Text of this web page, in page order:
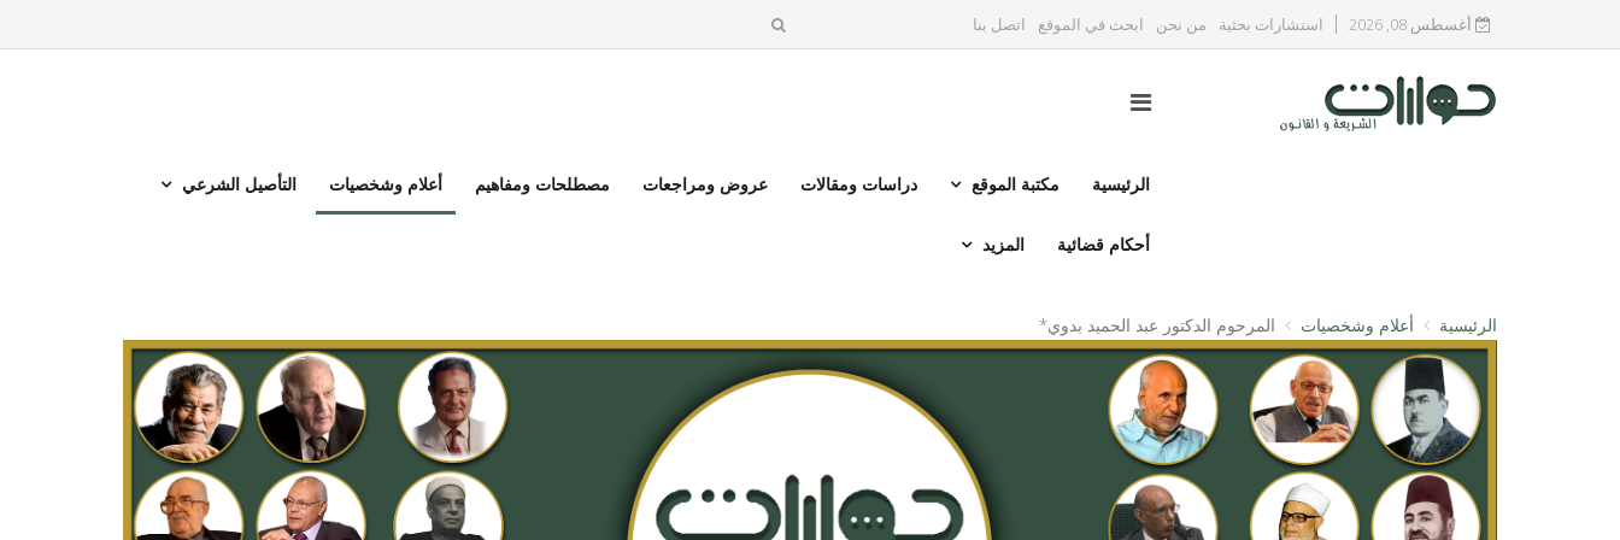
أغسطس 08, 2026 استشارات بحثية من نحن ابحث في الموقع اتصل بنا
الرئيسية مكتبة الموقع دراسات ومقالات عروض ومراجعات مصطلحات ومفاهيم أعلام وشخصيات التأصيل الشرعي
أحكام قضائية المزيد
الرئيسية أعلام وشخصيات المرحوم الدكتور عبد الحميد بدوي*